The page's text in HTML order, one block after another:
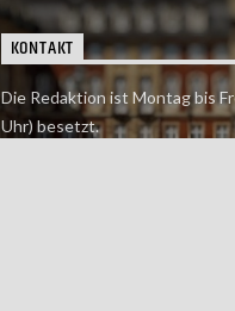
KONTAKT
Die Redaktion ist Montag bis
Uhr) besetzt.